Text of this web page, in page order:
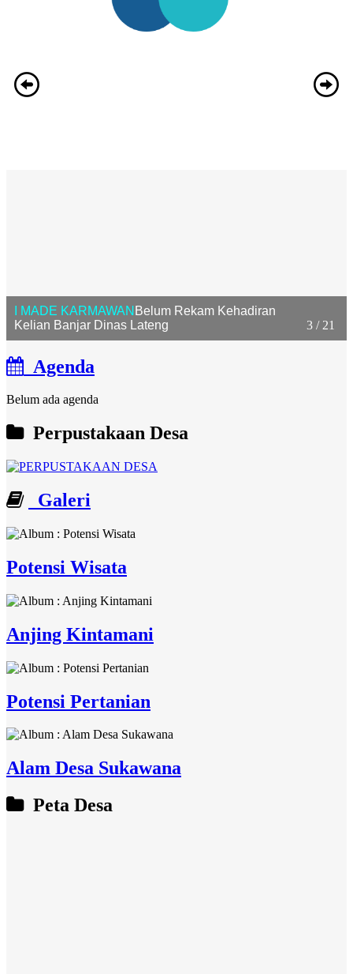
3 / 21
I MADE KARMAWAN Belum Rekam Kehadiran
Kelian Banjar Dinas Lateng
Agenda
Belum ada agenda
Perpustakaan Desa
Galeri
Potensi Wisata
Anjing Kintamani
Potensi Pertanian
Alam Desa Sukawana
Peta Desa